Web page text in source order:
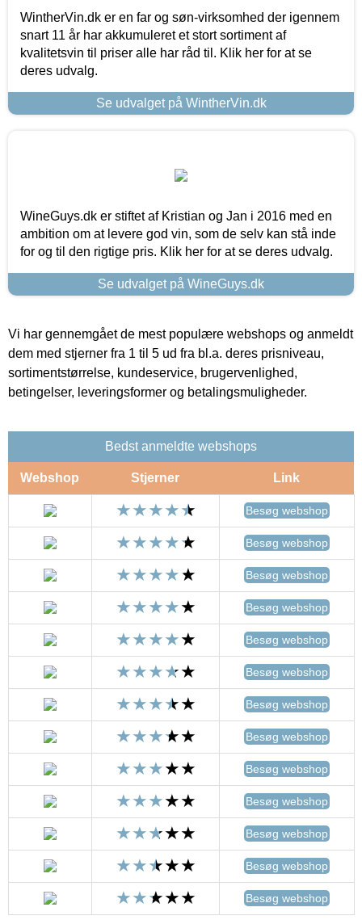
WintherVin.dk er en far og søn-virksomhed der igennem
snart 11 år har akkumuleret et stort sortiment af
kvalitetsvin til priser alle har råd til. Klik her for at se
deres udvalg.
Se udvalget på WintherVin.dk
WineGuys.dk er stiftet af Kristian og Jan i 2016 med en
ambition om at levere god vin, som de selv kan stå inde
for og til den rigtige pris. Klik her for at se deres udvalg.
Se udvalget på WineGuys.dk
Vi har gennemgået de mest populære webshops og anmeldt
dem med stjerner fra 1 til 5 ud fra bl.a. deres prisniveau,
sortimentstørrelse, kundeservice, brugervenlighed,
betingelser, leveringsformer og betalingsmuligheder.
Bedst anmeldte webshops
Webshop Stjerner Link
Besøg webshop
Besøg webshop
Besøg webshop
Besøg webshop
Besøg webshop
Besøg webshop
Besøg webshop
Besøg webshop
Besøg webshop
Besøg webshop
Besøg webshop
Besøg webshop
Besøg webshop